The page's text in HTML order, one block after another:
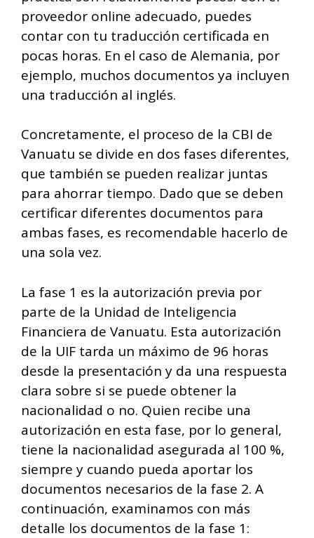
proveedor online adecuado, puedes
contar con tu traducción certificada en
pocas horas. En el caso de Alemania, por
ejemplo, muchos documentos ya incluyen
una traducción al inglés.
Concretamente, el proceso de la CBI de
Vanuatu se divide en dos fases diferentes,
que también se pueden realizar juntas
para ahorrar tiempo. Dado que se deben
certificar diferentes documentos para
ambas fases, es recomendable hacerlo de
una sola vez.
La fase 1 es la autorización previa por
parte de la Unidad de Inteligencia
Financiera de Vanuatu. Esta autorización
de la UIF tarda un máximo de 96 horas
desde la presentación y da una respuesta
clara sobre si se puede obtener la
nacionalidad o no. Quien recibe una
autorización en esta fase, por lo general,
tiene la nacionalidad asegurada al 100 %,
siempre y cuando pueda aportar los
documentos necesarios de la fase 2. A
continuación, examinamos con más
detalle los documentos de la fase 1: